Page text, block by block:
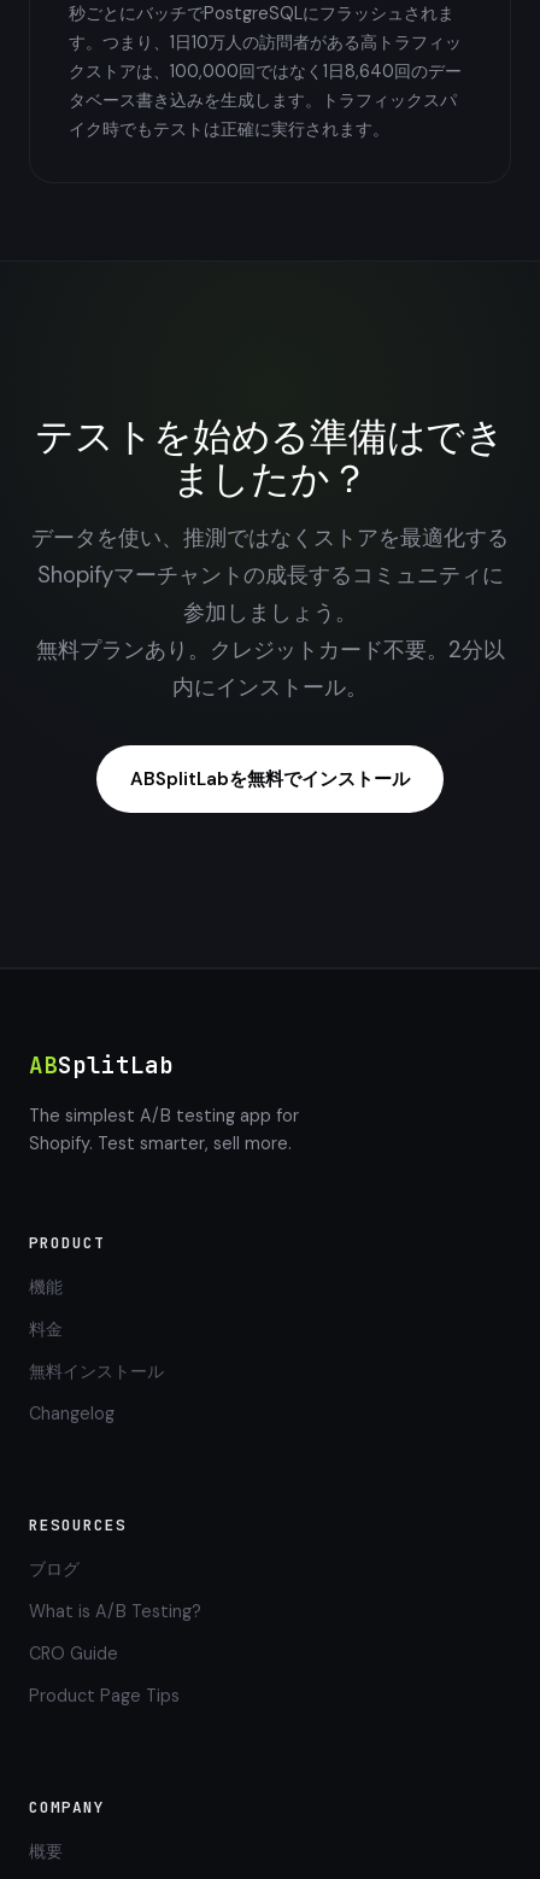
秒ごとにバッチでPostgreSQLにフラッシュされま
す。つまり、1日10万人の訪問者がある高トラフィッ
クストアは、100,000回ではなく1日8,640回のデー
タベース書き込みを生成します。トラフィックスパ
イク時でもテストは正確に実行されます。
テストを始める準備はでき
ましたか？
データを使い、推測ではなくストアを最適化する
Shopifyマーチャントの成長するコミュニティに
参加しましょう。
無料プランあり。クレジットカード不要。2分以
内にインストール。
ABSplitLabを無料でインストール
ABSplitLab
The simplest A/B testing app for
Shopify. Test smarter, sell more.
PRODUCT
機能
料金
無料インストール
Changelog
RESOURCES
ブログ
What is A/B Testing?
CRO Guide
Product Page Tips
COMPANY
概要